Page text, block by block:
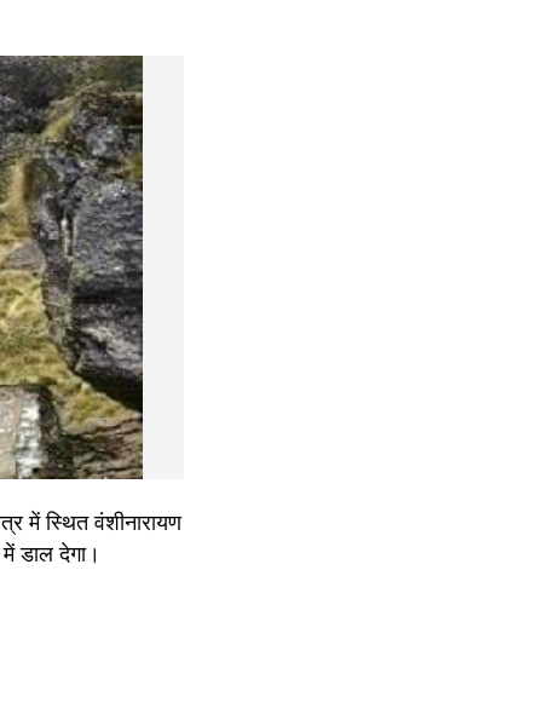
में स्थित वंशीनारायण
डाल देगा।